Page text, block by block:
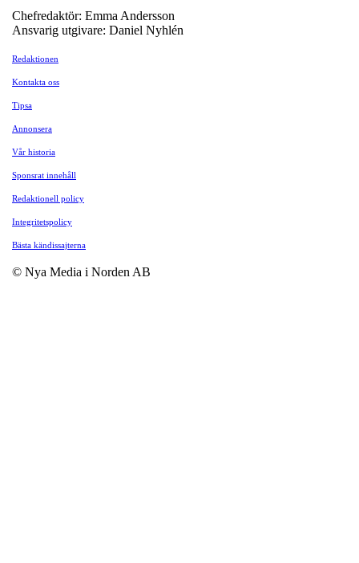
Chefredaktör: Emma Andersson
Ansvarig utgivare: Daniel Nyhlén
Redaktionen
Kontakta oss
Tipsa
Annonsera
Vår historia
Sponsrat innehåll
Redaktionell policy
Integritetspolicy
Bästa kändissajterna
© Nya Media i Norden AB